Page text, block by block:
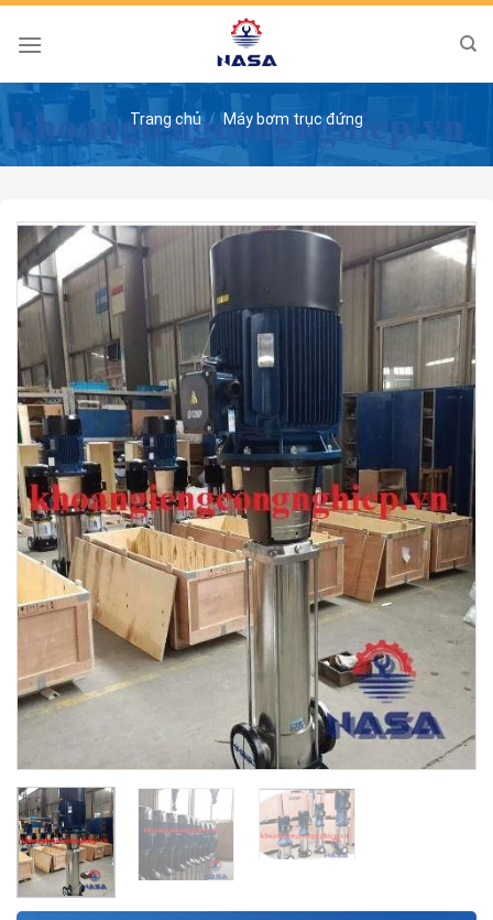
Skip
Trang chủ / Máy bơm trục đứng